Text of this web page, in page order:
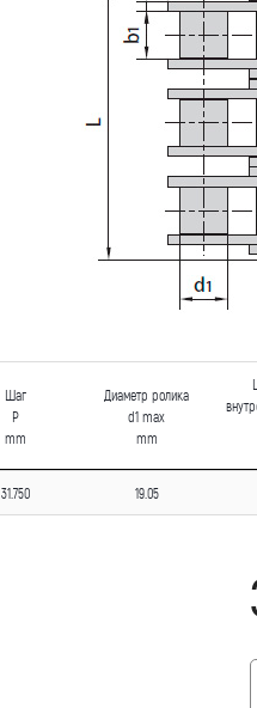
Шаг
P
mm
Диаметр ролика
d1 max
mm
31.750 19.05